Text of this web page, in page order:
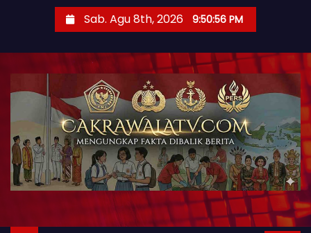
Sab. Agu 8th, 2026 9:50:58 PM